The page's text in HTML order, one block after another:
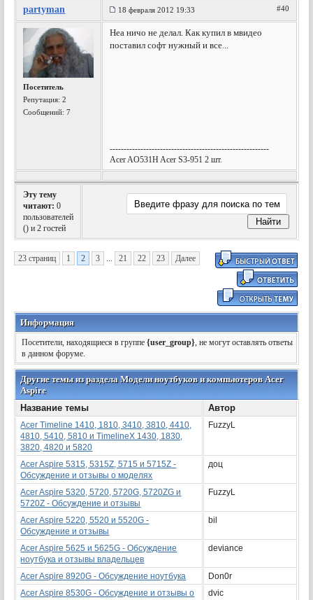
partyman 18 февраля 2012 19:33 #40
Посетитель
Репутация:2
Сообщений: 7
Неа ничо не делал. Как купил в мвидео
поставил софт нужный и все...
---------------------------------------------------------
Acer AO531H Acer S3-951 2 шт.
Эту тему
читают: 0
пользователей
() и 2 гостей
23 страниц 1 2 3 ... 21 22 23 Далее
Информация
Посетители, находящиеся в группе{user_group}, не могут оставлять ответы
в данном форуме.
Другие темы из раздела Модели ноутбуков и компьютеров Acer
Aspire
Название темы
Автор
Acer Timeline 1410, 1810, 3410, 3810, 4410,
4810, 5410, 5810 и TimelineX 1430, 1830,
3820, 4820 и 5820
FuzzyL
Acer Aspire 5315, 5315Z, 5715 и 5715Z -
Обсуждение и отзывы о моделях
доц
Acer Aspire 5320, 5720, 5720G, 5720ZG и
5720Z - Обсуждение и отзывы
FuzzyL
Acer Aspire 5220, 5520 и 5520G -
Обсуждение и отзывы
bil
Acer Aspire 5625 и 5625G - Обсуждение
ноутбука и отзывы владельцев
deviance
Acer Aspire 8920G - Обсуждение ноутбука
Don0r
Acer Aspire 8530G - Обсуждение и отзывы о
dvic